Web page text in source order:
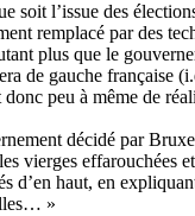
soit l’issue des
remplacé par des
plus que le
de gauche française
peu à même de
décidé par
vierges effarouchées
d’en haut, en
»